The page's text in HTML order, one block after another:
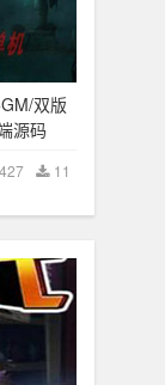
双版
源码
11
427